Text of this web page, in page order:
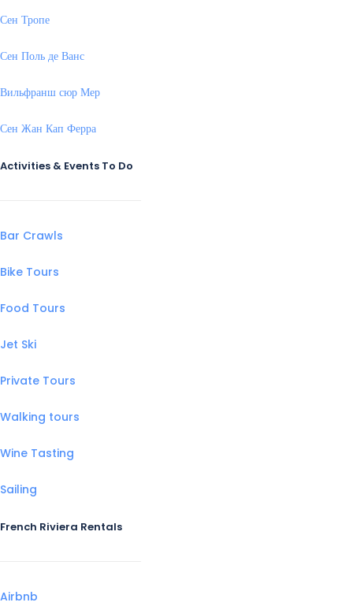
Сен Тропе
Сен Поль де Ванс
Вильфранш сюр Мер
Сен Жан Кап Ферра
Activities & Events To Do
Bar Crawls
Bike Tours
Food Tours
Jet Ski
Private Tours
Walking tours
Wine Tasting
Sailing
French Riviera Rentals
Airbnb